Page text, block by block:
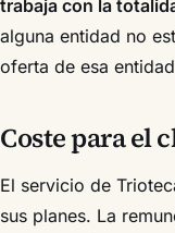
trabaja con la
alguna entidad no
oferta de esa
Coste para el
El servicio de
sus planes. La